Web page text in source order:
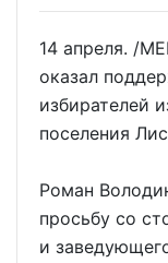
14 апреля. /
оказал
избирателей
поселения
Роман
просьбу со
и